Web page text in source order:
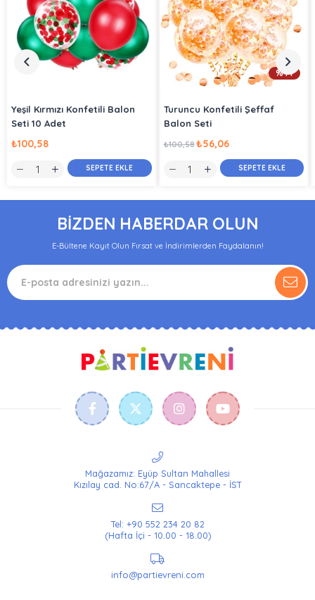
Yeşil Kırmızı Konfetili Balon
Seti 10 Adet
₺100,58
SEPETE EKLE
Turuncu Konfetili Şeffaf
Balon Seti
₺56,06
₺100,58
SEPETE EKLE
%44
BİZDEN HABERDAR OLUN
E-Bültene Kayıt Olun Fırsat ve İndirimlerden Faydalanın!
Mağazamız: Eyüp Sultan Mahallesi
Kızılay cad. No:67/A - Sancaktepe - İST
Tel: +90 552 234 20 82
(Hafta İçi - 10.00 - 18.00)
info@partievreni.com